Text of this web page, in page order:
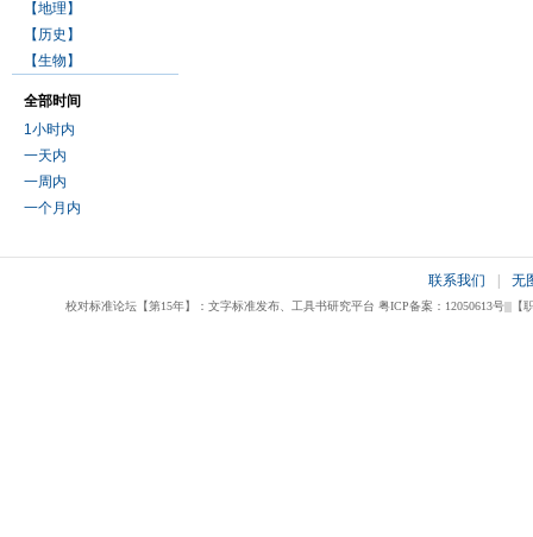
【地理】
【历史】
【生物】
全部时间
1小时内
一天内
一周内
一个月内
联系我们 无
校对标准论坛【第15年】：文字标准发布、工具书研究平台 粤ICP备案：12050613号|||【